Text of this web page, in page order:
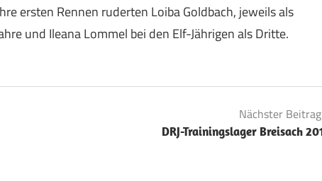
ersten Rennen ruderten Loiba Goldbach, jeweils als
und Ileana Lommel bei den Elf-Jährigen als Dritte.
Nächster Beitrag
DRJ-Trainingslager Breisach